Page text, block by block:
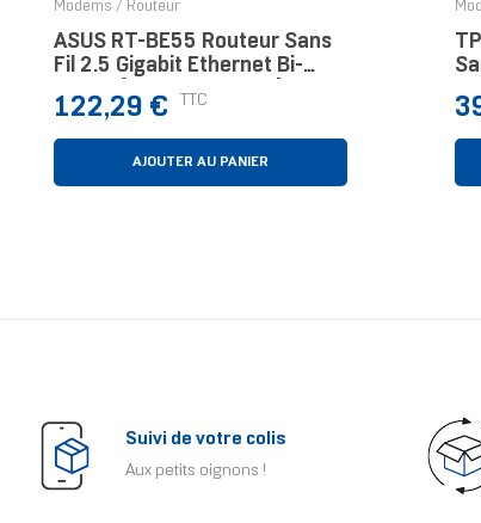
Modems / Routeur
ASUS RT-BE55 Routeur Sans
Fil 2.5 Gigabit Ethernet Bi-
Bande (2,4 GHz / 5 GHz) Noir
Prix
122,29 € TTC
AJOUTER AU PANIER
Suivi de votre colis
Aux petits oignons !